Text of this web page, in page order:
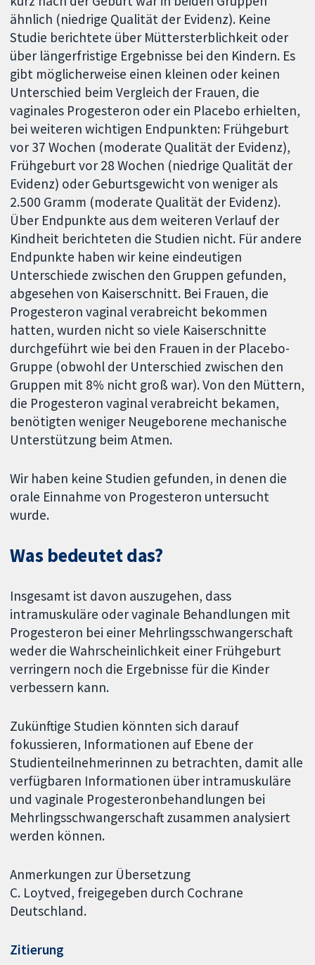
ähnlich (niedrige Qualität der Evidenz). Keine
Studie berichtete über Müttersterblichkeit oder
über längerfristige Ergebnisse bei den Kindern. Es
gibt möglicherweise einen kleinen oder keinen
Unterschied beim Vergleich der Frauen, die
vaginales Progesteron oder ein Placebo erhielten,
bei weiteren wichtigen Endpunkten: Frühgeburt
vor 37 Wochen (moderate Qualität der Evidenz),
Frühgeburt vor 28 Wochen (niedrige Qualität der
Evidenz) oder Geburtsgewicht von weniger als
2.500 Gramm (moderate Qualität der Evidenz).
Über Endpunkte aus dem weiteren Verlauf der
Kindheit berichteten die Studien nicht. Für andere
Endpunkte haben wir keine eindeutigen
Unterschiede zwischen den Gruppen gefunden,
abgesehen von Kaiserschnitt. Bei Frauen, die
Progesteron vaginal verabreicht bekommen
hatten, wurden nicht so viele Kaiserschnitte
durchgeführt wie bei den Frauen in der Placebo-
Gruppe (obwohl der Unterschied zwischen den
Gruppen mit 8% nicht groß war). Von den Müttern,
die Progesteron vaginal verabreicht bekamen,
benötigten weniger Neugeborene mechanische
Unterstützung beim Atmen.
Wir haben keine Studien gefunden, in denen die
orale Einnahme von Progesteron untersucht
wurde.
Was bedeutet das?
Insgesamt ist davon auszugehen, dass
intramuskuläre oder vaginale Behandlungen mit
Progesteron bei einer Mehrlingsschwangerschaft
weder die Wahrscheinlichkeit einer Frühgeburt
verringern noch die Ergebnisse für die Kinder
verbessern kann.
Zukünftige Studien könnten sich darauf
fokussieren, Informationen auf Ebene der
Studienteilnehmerinnen zu betrachten, damit alle
verfügbaren Informationen über intramuskuläre
und vaginale Progesteronbehandlungen bei
Mehrlingsschwangerschaft zusammen analysiert
werden können.
Anmerkungen zur Übersetzung
C. Loytved, freigegeben durch Cochrane
Deutschland.
Zitierung